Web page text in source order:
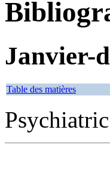
Janvier-
Table des matières